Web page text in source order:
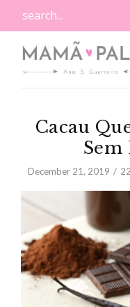
Cacau
December 21, 2019